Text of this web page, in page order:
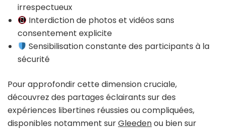
irrespectueux
Interdiction de photos et vidéos sans
consentement explicite
Sensibilisation constante des participants à la
sécurité
Pour approfondir cette dimension cruciale,
découvrez des partages éclairants sur des
expériences libertines réussies ou compliquées,
disponibles notamment surGleedenou bien sur